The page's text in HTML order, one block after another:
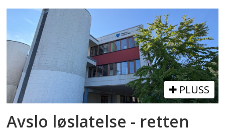
PLUSS
Avslo løslatelse - retten